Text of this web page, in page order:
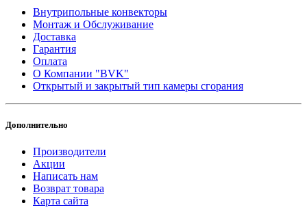
Внутрипольные конвекторы
Монтаж и Обслуживание
Доставка
Гарантия
Оплата
О Компании "BVK"
Открытый и закрытый тип камеры сгорания
Дополнительно
Производители
Акции
Написать нам
Возврат товара
Карта сайта